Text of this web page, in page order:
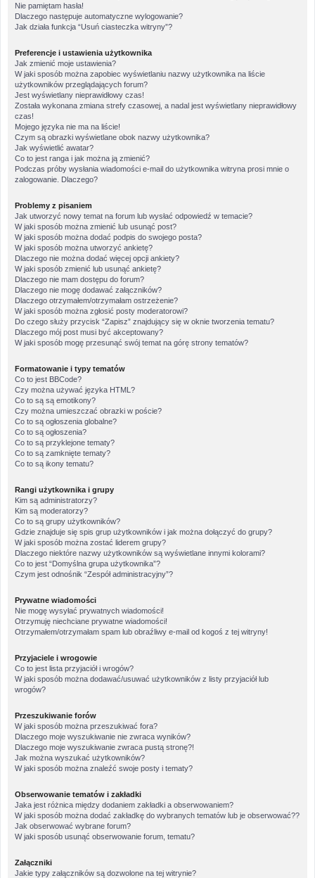
Nie pamiętam hasła!
Dlaczego następuje automatyczne wylogowanie?
Jak działa funkcja “Usuń ciasteczka witryny”?
Preferencje i ustawienia użytkownika
Jak zmienić moje ustawienia?
W jaki sposób można zapobiec wyświetlaniu nazwy użytkownika na liście
użytkowników przeglądających forum?
Jest wyświetlany nieprawidłowy czas!
Została wykonana zmiana strefy czasowej, a nadal jest wyświetlany nieprawidłowy
czas!
Mojego języka nie ma na liście!
Czym są obrazki wyświetlane obok nazwy użytkownika?
Jak wyświetlić awatar?
Co to jest ranga i jak można ją zmienić?
Podczas próby wysłania wiadomości e-mail do użytkownika witryna prosi mnie o
zalogowanie. Dlaczego?
Problemy z pisaniem
Jak utworzyć nowy temat na forum lub wysłać odpowiedź w temacie?
W jaki sposób można zmienić lub usunąć post?
W jaki sposób można dodać podpis do swojego posta?
W jaki sposób można utworzyć ankietę?
Dlaczego nie można dodać więcej opcji ankiety?
W jaki sposób zmienić lub usunąć ankietę?
Dlaczego nie mam dostępu do forum?
Dlaczego nie mogę dodawać załączników?
Dlaczego otrzymałem/otrzymałam ostrzeżenie?
W jaki sposób można zgłosić posty moderatorowi?
Do czego służy przycisk “Zapisz” znajdujący się w oknie tworzenia tematu?
Dlaczego mój post musi być akceptowany?
W jaki sposób mogę przesunąć swój temat na górę strony tematów?
Formatowanie i typy tematów
Co to jest BBCode?
Czy można używać języka HTML?
Co to są są emotikony?
Czy można umieszczać obrazki w poście?
Co to są ogłoszenia globalne?
Co to są ogłoszenia?
Co to są przyklejone tematy?
Co to są zamknięte tematy?
Co to są ikony tematu?
Rangi użytkownika i grupy
Kim są administratorzy?
Kim są moderatorzy?
Co to są grupy użytkowników?
Gdzie znajduje się spis grup użytkowników i jak można dołączyć do grupy?
W jaki sposób można zostać liderem grupy?
Dlaczego niektóre nazwy użytkowników są wyświetlane innymi kolorami?
Co to jest “Domyślna grupa użytkownika”?
Czym jest odnośnik “Zespół administracyjny”?
Prywatne wiadomości
Nie mogę wysyłać prywatnych wiadomości!
Otrzymuję niechciane prywatne wiadomości!
Otrzymałem/otrzymałam spam lub obraźliwy e-mail od kogoś z tej witryny!
Przyjaciele i wrogowie
Co to jest lista przyjaciół i wrogów?
W jaki sposób można dodawać/usuwać użytkowników z listy przyjaciół lub
wrogów?
Przeszukiwanie forów
W jaki sposób można przeszukiwać fora?
Dlaczego moje wyszukiwanie nie zwraca wyników?
Dlaczego moje wyszukiwanie zwraca pustą stronę?!
Jak można wyszukać użytkowników?
W jaki sposób można znaleźć swoje posty i tematy?
Obserwowanie tematów i zakładki
Jaka jest różnica między dodaniem zakładki a obserwowaniem?
W jaki sposób można dodać zakładkę do wybranych tematów lub je obserwować??
Jak obserwować wybrane forum?
W jaki sposób usunąć obserwowanie forum, tematu?
Załączniki
Jakie typy załączników są dozwolone na tej witrynie?